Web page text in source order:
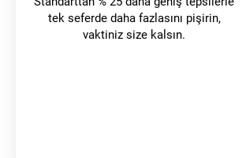
tek seferde daha fazlasını pişirin,
vaktiniz size kalsın.